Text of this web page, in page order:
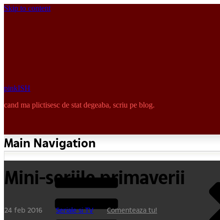
Skip to content
pinkISH
cand ma plictisesc de stat degeaba, scriu pe blog.
Main Navigation
Mini-seriile primaverii
24 feb 2016 Seriale si TV Comenteaza tu!